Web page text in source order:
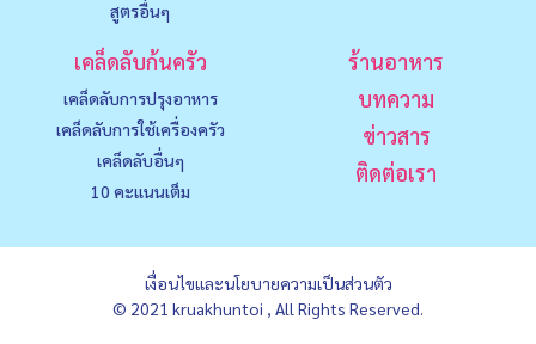
สูตรอื่นๆ
เคล็ดลับก้นครัว
เคล็ดลับการปรุงอาหาร
เคล็ดลับการใช้เครื่องครัว
เคล็ดลับอื่นๆ
10 คะแนนเต็ม
ร้านอาหาร
บทความ
ข่าวสาร
ติดต่อเรา
เงื่อนไขและนโยบายความเป็นส่วนตัว
© 2021 kruakhuntoi , All Rights Reserved.